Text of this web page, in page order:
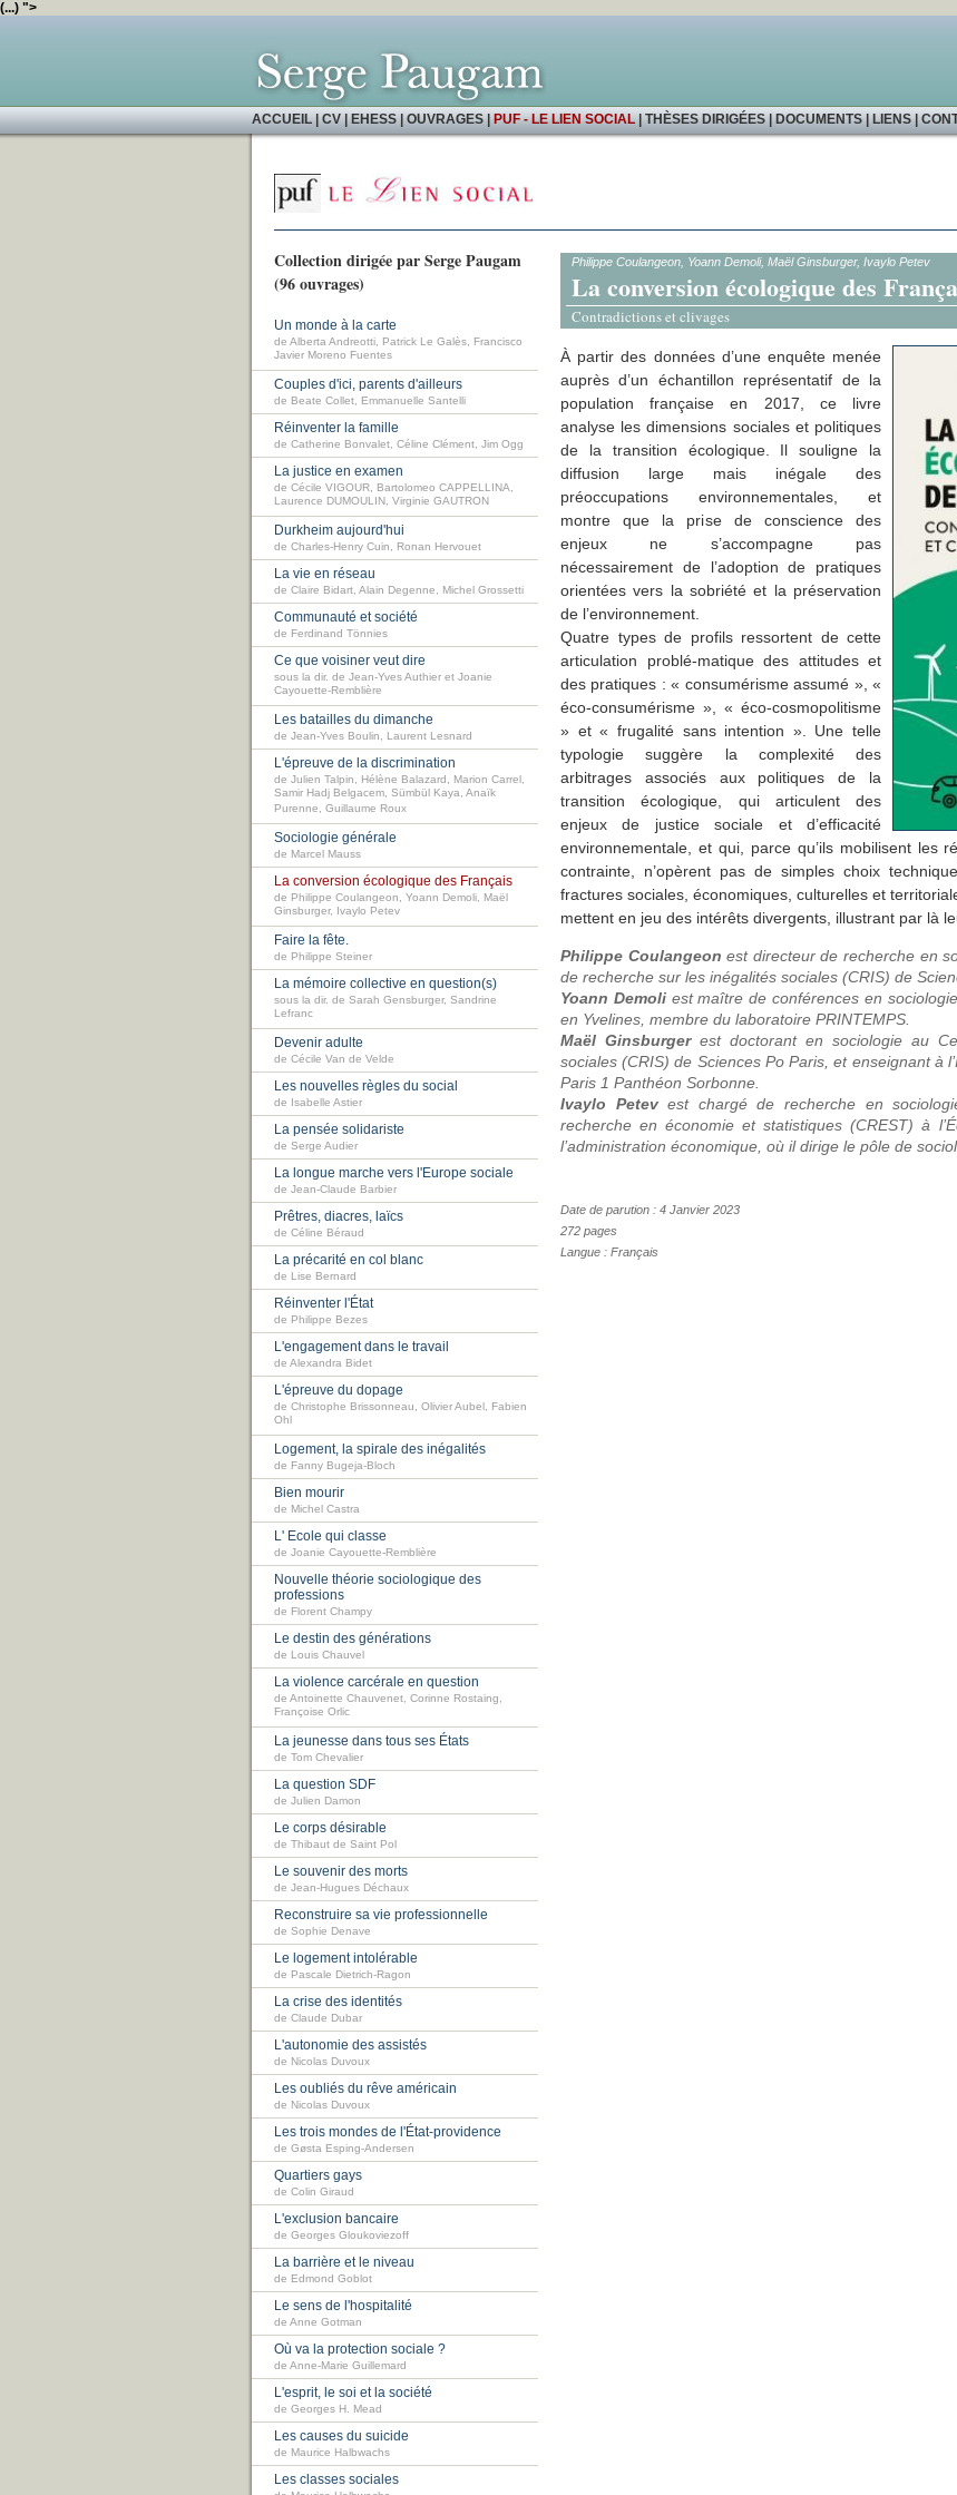
(...) ">
ACCUEIL|CV|EHESS|OUVRAGES|PUF - LE LIEN SOCIAL|THÈSES DIRIGÉES|DOCUMENTS|LIENS|
Collection dirigée par Serge Paugam
(96 ouvrages)
Un monde à la carte
de Alberta Andreotti, Patrick Le Galès, Francisco
Javier Moreno Fuentes
Couples d'ici, parents d'ailleurs
de Beate Collet, Emmanuelle Santelli
Réinventer la famille
de Catherine Bonvalet, Céline Clément, Jim Ogg
La justice en examen
de Cécile VIGOUR, Bartolomeo CAPPELLINA,
Laurence DUMOULIN, Virginie GAUTRON
Durkheim aujourd'hui
de Charles-Henry Cuin, Ronan Hervouet
La vie en réseau
de Claire Bidart, Alain Degenne, Michel Grossetti
Communauté et société
de Ferdinand Tönnies
Ce que voisiner veut dire
sous la dir. de Jean-Yves Authier et Joanie
Cayouette-Remblière
Les batailles du dimanche
de Jean-Yves Boulin, Laurent Lesnard
L'épreuve de la discrimination
de Julien Talpin, Hélène Balazard, Marion Carrel,
Samir Hadj Belgacem, Sümbül Kaya, Anaïk
Purenne, Guillaume Roux
Sociologie générale
de Marcel Mauss
La conversion écologique des Français
de Philippe Coulangeon, Yoann Demoli, Maël
Ginsburger, Ivaylo Petev
Faire la fête.
de Philippe Steiner
La mémoire collective en question(s)
sous la dir. de Sarah Gensburger, Sandrine
Lefranc
Devenir adulte
de Cécile Van de Velde
Les nouvelles règles du social
de Isabelle Astier
La pensée solidariste
de Serge Audier
La longue marche vers l'Europe sociale
de Jean-Claude Barbier
Prêtres, diacres, laïcs
de Céline Béraud
La précarité en col blanc
de Lise Bernard
Réinventer l'État
de Philippe Bezes
L'engagement dans le travail
de Alexandra Bidet
L'épreuve du dopage
de Christophe Brissonneau, Olivier Aubel, Fabien
Ohl
Logement, la spirale des inégalités
de Fanny Bugeja-Bloch
Bien mourir
de Michel Castra
L' Ecole qui classe
de Joanie Cayouette-Remblière
Nouvelle théorie sociologique des
professions
de Florent Champy
Le destin des générations
de Louis Chauvel
La violence carcérale en question
de Antoinette Chauvenet, Corinne Rostaing,
Françoise Orlic
La jeunesse dans tous ses États
de Tom Chevalier
La question SDF
de Julien Damon
Le corps désirable
de Thibaut de Saint Pol
Le souvenir des morts
de Jean-Hugues Déchaux
Reconstruire sa vie professionnelle
de Sophie Denave
Le logement intolérable
de Pascale Dietrich-Ragon
La crise des identités
de Claude Dubar
L'autonomie des assistés
de Nicolas Duvoux
Les oubliés du rêve américain
de Nicolas Duvoux
Les trois mondes de l'État-providence
de Gøsta Esping-Andersen
Quartiers gays
de Colin Giraud
L'exclusion bancaire
de Georges Gloukoviezoff
La barrière et le niveau
de Edmond Goblot
Le sens de l'hospitalité
de Anne Gotman
Où va la protection sociale ?
de Anne-Marie Guillemard
L'esprit, le soi et la société
de Georges H. Mead
Les causes du suicide
de Maurice Halbwachs
Les classes sociales
Philippe Coulangeon, Yoann Demoli, Maël Ginsburger, Ivaylo Petev
La conversion écologique des
Contradictions et clivages
À partir des données d’une enquête menée
auprès d’un échantillon représentatif de la
population française en 2017, ce livre
analyse les dimensions sociales et politiques
de la transition écologique. Il souligne la
diffusion large mais inégale des
préoccupations environnementales, et
montre que la prise de conscience des
enjeux ne s’accompagne pas
nécessairement de l’adoption de pratiques
orientées vers la sobriété et la préservation
de l’environnement.
Quatre types de profils ressortent de cette
articulation problé-matique des attitudes et
des pratiques : « consumérisme assumé », «
éco-consumérisme », « éco-cosmopolitisme
» et « frugalité sans intention ». Une telle
typologie suggère la complexité des
arbitrages associés aux politiques de la
transition écologique, qui articulent des
enjeux de justice sociale et d’efficacité
environnementale, et qui, parce qu’ils mobilisent les
contrainte, n’opèrent pas de simples choix
fractures sociales, économiques, culturelles et
mettent en jeu des intérêts divergents, illustrant par là
Philippe Coulangeon est directeur de recherche en
de recherche sur les inégalités sociales (CRIS) de
Yoann Demoliest maître de conférences en
en Yvelines, membre du laboratoire PRINTEMPS.
Maël Ginsburgerest doctorant en sociologie au
sociales (CRIS) de Sciences Po Paris, et enseignant à
Paris 1 Panthéon Sorbonne.
Ivaylo Petevest chargé de recherche en
recherche en économie et statistiques (CREST) à
l’administration économique, où il dirige le pôle de
Date de parution : 4 Janvier 2023
272 pages
Langue : Français